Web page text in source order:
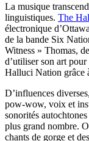
La musique
linguistiques. The
électronique
de la bande Six
Witness » Thomas,
d’utiliser son art
Halluci Nation grâce
D’influences
pow-wow, voix et
sonorités
plus grand nombre.
chants de gorge et